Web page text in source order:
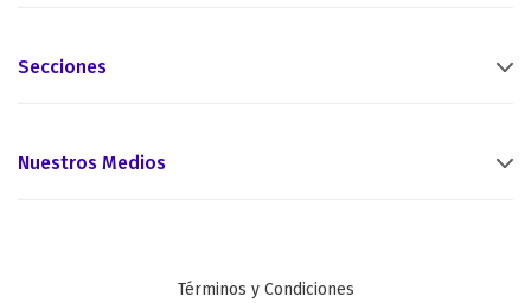
Secciones
Nuestros Medios
Términos y Condiciones